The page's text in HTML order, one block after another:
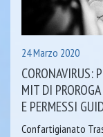
24 Marzo 2020
CORONAVIRUS:
MIT DI
E PERMESSI
Confartigianato